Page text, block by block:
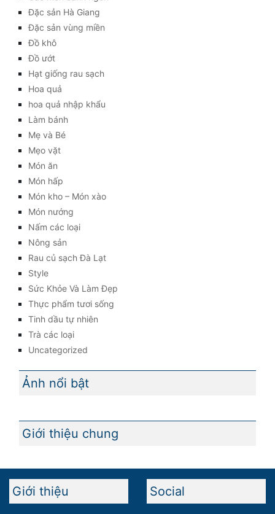
Đặc sản Hà Giang
Đặc sản vùng miền
Đồ khô
Đồ ướt
Hạt giống rau sạch
Hoa quả
hoa quả nhập khẩu
Làm bánh
Mẹ và Bé
Mẹo vặt
Món ăn
Món hấp
Món kho – Món xào
Món nướng
Nấm các loại
Nông sản
Rau củ sạch Đà Lạt
Style
Sức Khỏe Và Làm Đẹp
Thực phẩm tươi sống
Tinh dầu tự nhiên
Trà các loại
Uncategorized
Ảnh nổi bật
Giới thiệu chung
Giới thiệu Social